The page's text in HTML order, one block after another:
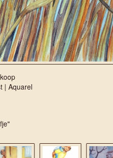
| Aquarel